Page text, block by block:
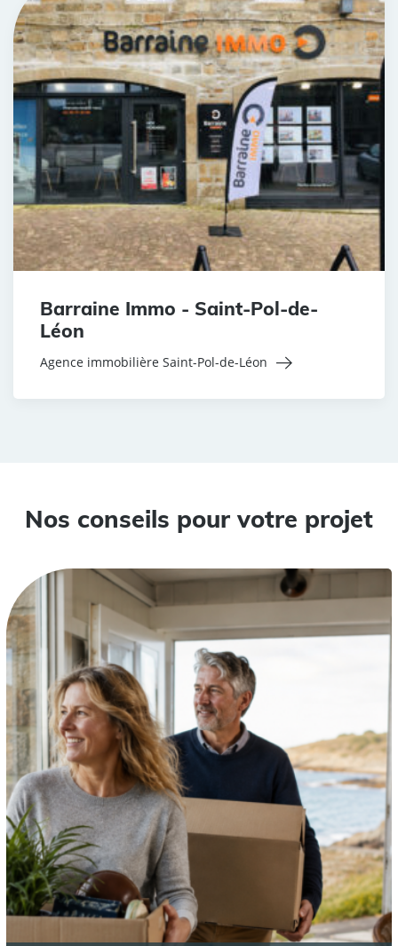
Barraine Immo - Saint-Pol-de-
Léon
Agence immobilière Saint-Pol-de-Léon
Nos conseils pour votre projet